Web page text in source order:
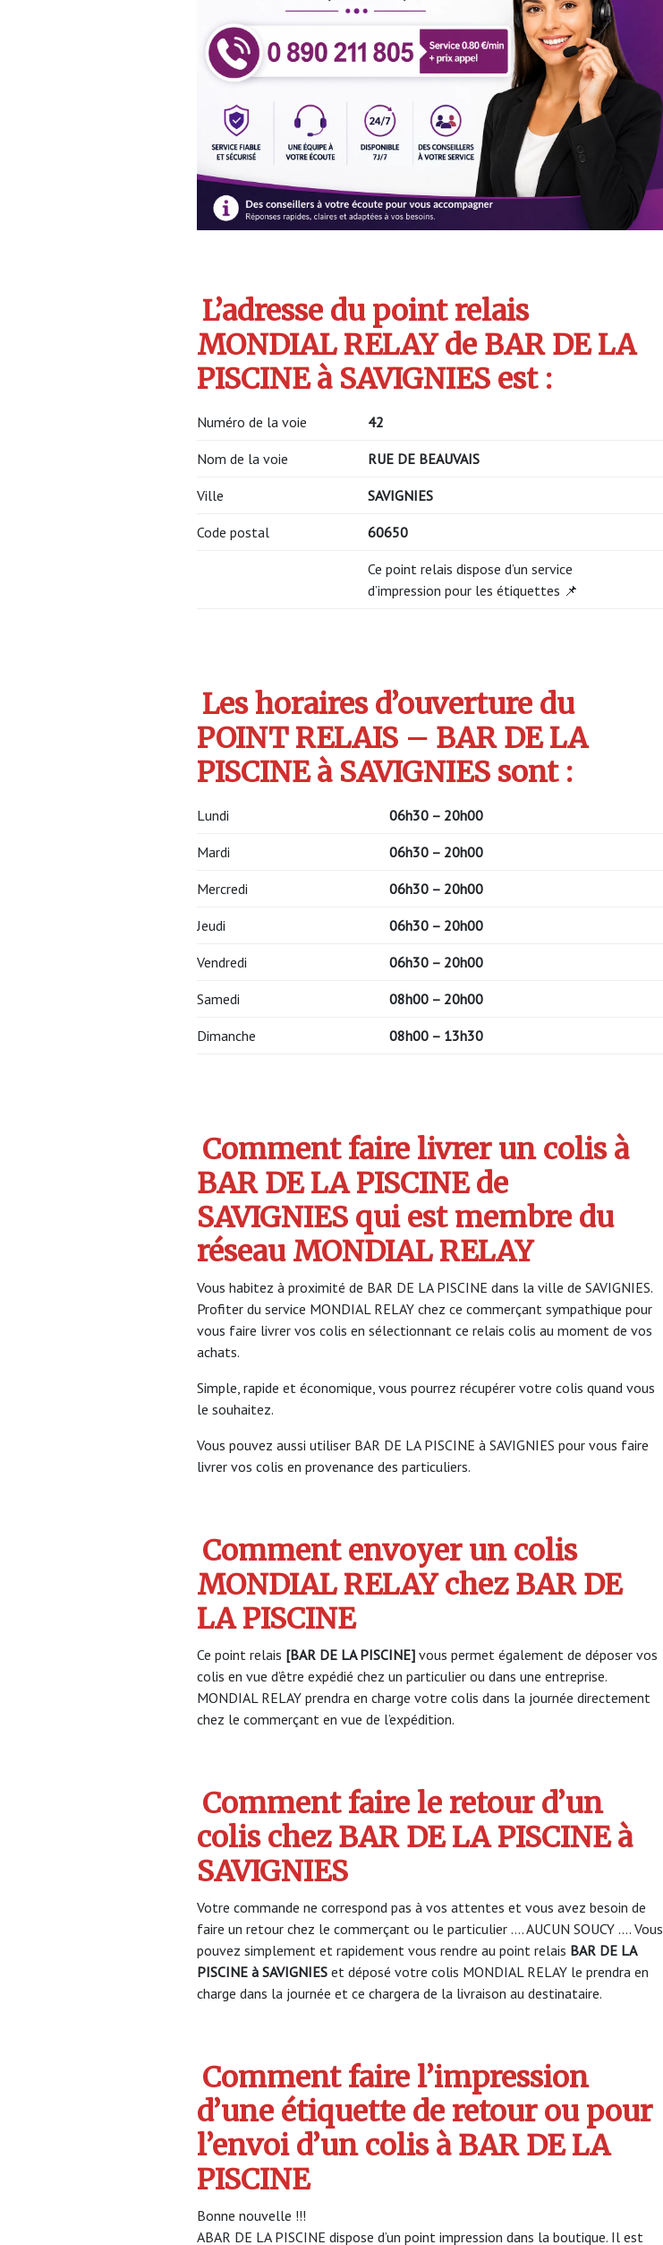
L’adresse du point relais
MONDIAL RELAY de BAR DE LA
PISCINE à SAVIGNIES est :
Numéro de la voie 42
Nom de la voie RUE DE BEAUVAIS
Ville SAVIGNIES
Code postal 60650
Ce point relais dispose d’un service
d’impression pour les étiquettes 📌
Les horaires d’ouverture du
POINT RELAIS – BAR DE LA
PISCINE à SAVIGNIES sont :
Lundi 06h30 – 20h00
Mardi 06h30 – 20h00
Mercredi 06h30 – 20h00
Jeudi 06h30 – 20h00
Vendredi 06h30 – 20h00
Samedi 08h00 – 20h00
Dimanche 08h00 – 13h30
Comment faire livrer un colis à
BAR DE LA PISCINE de
SAVIGNIES qui est membre du
réseau MONDIAL RELAY
Vous habitez à proximité de BAR DE LA PISCINE dans la ville de SAVIGNIES.
Profiter du service MONDIAL RELAY chez ce commerçant sympathique pour
vous faire livrer vos colis en sélectionnant ce relais colis au moment de vos
achats.
Simple, rapide et économique, vous pourrez récupérer votre colis quand vous
le souhaitez.
Vous pouvez aussi utiliser BAR DE LA PISCINE à SAVIGNIES pour vous faire
livrer vos colis en provenance des particuliers.
Comment envoyer un colis
MONDIAL RELAY chez BAR DE
LA PISCINE
Ce point relais [BAR DE LA PISCINE] vous permet également de déposer vos
colis en vue d’être expédié chez un particulier ou dans une entreprise.
MONDIAL RELAY prendra en charge votre colis dans la journée directement
chez le commerçant en vue de l’expédition.
Comment faire le retour d’un
colis chez BAR DE LA PISCINE à
SAVIGNIES
Votre commande ne correspond pas à vos attentes et vous avez besoin de
faire un retour chez le commerçant ou le particulier …. AUCUN SOUCY …. Vous
pouvez simplement et rapidement vous rendre au point relais BAR DE LA
PISCINE à SAVIGNIES et déposé votre colis MONDIAL RELAY le prendra en
charge dans la journée et ce chargera de la livraison au destinataire.
Comment faire l’impression
d’une étiquette de retour ou pour
l’envoi d’un colis à BAR DE LA
PISCINE
Bonne nouvelle !!!
ABAR DE LA PISCINE dispose d’un point impression dans la boutique. Il est